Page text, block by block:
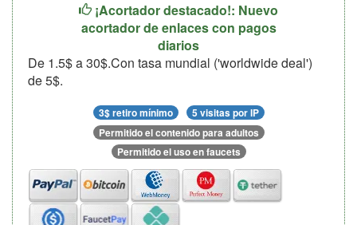
¡Acortador destacado!: Nuevo
acortador de enlaces con pagos
diarios
De 1.5$ a 30$.Con tasa mundial ('worldwide deal')
de 5$.
3$ retiro mínimo
5 visitas por IP
Permitido el contenido para adultos
Permitido el uso en faucets